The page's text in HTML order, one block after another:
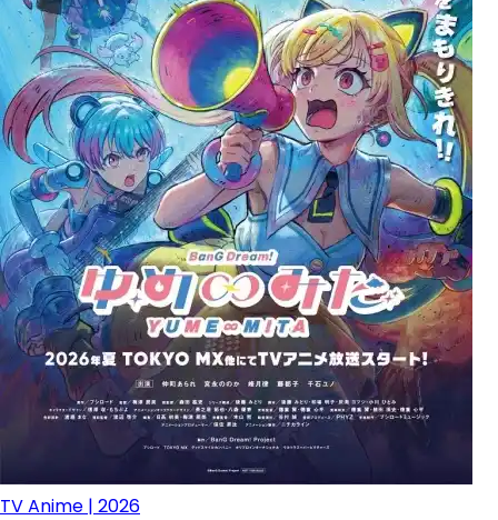
TV Anime | 2026